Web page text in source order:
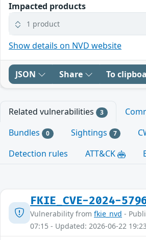
Impacted products
1 product
Show details on NVD website
JSON Share To
Related vulnerabilities 3
Bundles 0 Sightings 7
Detection rules
ATT&CK
FKIE_CVE-2024-
Vulnerability from fkie_nvd -
07:15 - Updated: 2026-06-22 19:23